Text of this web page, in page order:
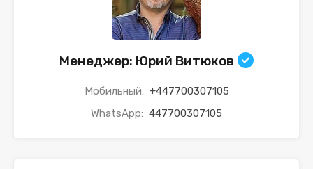
Менеджер: Юрий Витюков
Мобильный: +447700307105
WhatsApp: 447700307105